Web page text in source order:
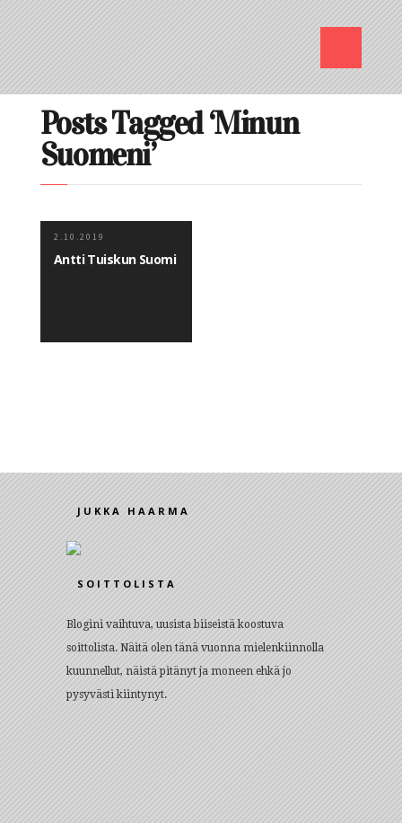
Posts Tagged ‘Minun
Suomeni’
2.10.2019
Antti Tuiskun Suomi
JUKKA HAARMA
SOITTOLISTA
Blogini vaihtuva, uusista biiseistä koostuva
soittolista. Näitä olen tänä vuonna mielenkiinnolla
kuunnellut, näistä pitänyt ja moneen ehkä jo
pysyvästi kiintynyt.